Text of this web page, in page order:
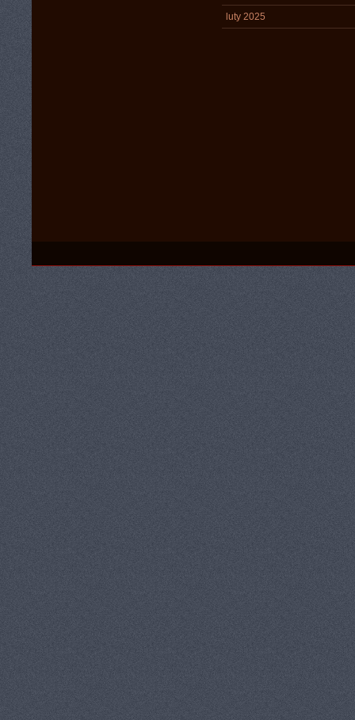
luty 2025